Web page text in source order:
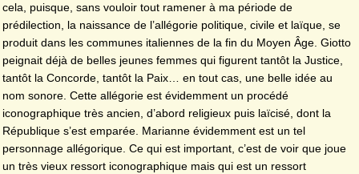
cela, puisque, sans vouloir tout ramener à ma période de
prédilection, la naissance de l’allégorie politique, civile et laïque, se
produit dans les communes italiennes de la fin du Moyen Âge. Giotto
peignait déjà de belles jeunes femmes qui figurent tantôt la Justice,
tantôt la Concorde, tantôt la Paix… en tout cas, une belle idée au
nom sonore. Cette allégorie est évidemment un procédé
iconographique très ancien, d’abord religieux puis laïcisé, dont la
République s’est emparée. Marianne évidemment est un tel
personnage allégorique. Ce qui est important, c’est de voir que joue
un très vieux ressort iconographique mais qui est un ressort